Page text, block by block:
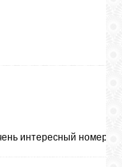
интересный номер!